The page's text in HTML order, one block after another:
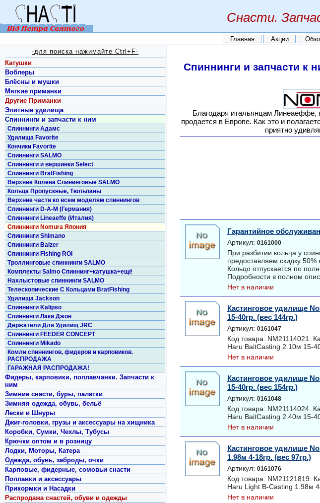
Снасти.
Главная Акции
Спиннинги и запчасти к
Благодаря итальянцам
продается в Европе. Как это и
приятно
Гарантийное
Артикул: 0161000
При разбитии кольца у
предоставляем скидку 50%
Кольцо отпускается по
Подробности в полном
Нет в наличии
Кастинговое удилище
15-40гр. (вес 144гр.)
Артикул: 0161047
Код товара: NM21114021.
Haru BaitCasting 2.10м 15-
Нет в наличии
Кастинговое удилище
15-40гр. (вес 154гр.)
Артикул: 0161048
Код товара: NM21114024.
Haru BaitCasting 2.40м 15-
Нет в наличии
Кастинговое удилище
1.98м 4-18гр. (вес 97гр.)
Артикул: 0161076
Код товара: NM21121819.
Haru Light B-Casting 1.98м
Нет в наличии
-для поиска нажимайте Ctrl+F-
Катушки
Воблеры
Блёсны и мушки
Мягкие приманки
Другие Приманки
Элитные удилища
Спиннинги и запчасти к ним
Спиннинги Адамс
Удилища Favorite
Кончики Favorite
Спиннинги SALMO
Спиннинги и вершинки Select
Спиннинги BratFishing
Верхние Колена Спининговые SALMO
Кольца Пропускные, Тюльпаны
Верхние части ко всем моделям спиннингов
Спиннинги D-A-M (Германия)
Спиннинги Lineaeffe (Италия)
Спиннинги Nomura Япония
Спиннинги Shimano
Спиннинги Balzer
Спиннинги Fishing ROI
Троллинговые спиннинги SALMO
Комплекты Salmo Спиннинг+катушка+ещё
Нахлыстовые спиннинги SALMO
Телескопические С Кольцами BratFishing
Удилища Jackson
Спиннинги Kalipso
Спиннинги Лаки Джон
Держатели Для Удилищ JRC
Спиннинги FEEDER CONCEPT
Спиннинги Mikado
Комли спиннингов, фидеров и карповиков.
РАСПРОДАЖА
ГАРАЖНАЯ РАСПРОДАЖА!
Фидеры, карповики, поплавчанки. Запчасти к
ним
Зимние снасти, буры, палатки
Зимняя одежда, обувь, бельё
Лески и Шнуры
Джиг-головки, грузы и аксессуары на хищника
Коробки, Сумки, Чехлы, Тубусы
Крючки оптом и в розницу
Лодки, Моторы, Катера
Одежда, обувь, заброды, очки
Карповые, фидерные, сомовьи снасти
Поплавки и аксессуары
Прикормки и Насадки
Распродажа снастей, обуви и одежды